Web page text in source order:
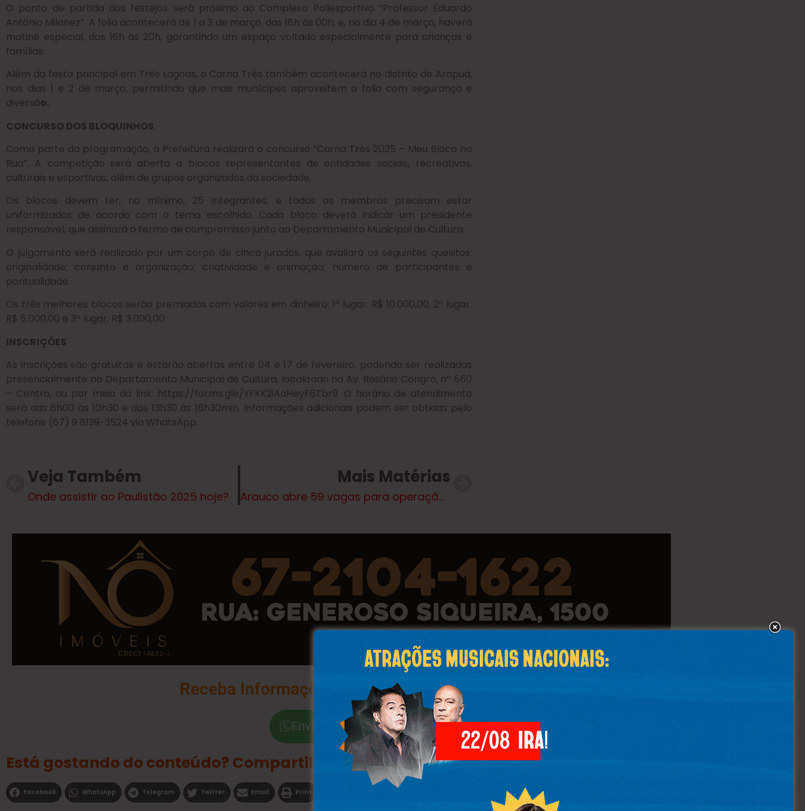
O ponto de partida dos festejos será próximo ao Complexo Poliesportivo “Professor Eduardo
Antônio Milanez”. A folia acontecerá de 1 a 3 de março, das 18h às 00h, e, no dia 4 de março, haverá
matinê especial, das 16h às 20h, garantindo um espaço voltado especialmente para crianças e
famílias.
Além da festa principal em Três Lagoas, o Carna Três também acontecerá no distrito de Arapuá,
nos dias 1 e 2 de março, permitindo que mais munícipes aproveitem a folia com segurança e
diversão.
CONCURSO DOS BLOQUINHOS
Como parte da programação, a Prefeitura realizará o concurso “Carna Três 2025 – Meu Bloco na
Rua”. A competição será aberta a blocos representantes de entidades sociais, recreativas,
culturais e esportivas, além de grupos organizados da sociedade.
Os blocos devem ter, no mínimo, 25 integrantes, e todos os membros precisam estar
uniformizados de acordo com o tema escolhido. Cada bloco deverá indicar um presidente
responsável, que assinará o termo de compromisso junto ao Departamento Municipal de Cultura.
O julgamento será realizado por um corpo de cinco jurados, que avaliará os seguintes quesitos:
originalidade; conjunto e organização; criatividade e animação; número de participantes e
pontualidade.
Os três melhores blocos serão premiados com valores em dinheiro: 1º lugar: R$ 10.000,00, 2º lugar:
R$ 5.000,00 e 3º lugar: R$ 3.000,00
INSCRIÇÕES
As inscrições são gratuitas e estarão abertas entre 04 e 17 de fevereiro, podendo ser realizadas
presencialmente no Departamento Municipal de Cultura, localizado na Av. Rosário Congro, nº 560
– Centro, ou por meio do link: https://forms.gle/YFKK2iAaHeyF6Tbr9. O horário de atendimento
será das 8h00 às 10h30 e das 13h30 às 16h30min. Informações adicionais podem ser obtidas pelo
telefone (67) 9 8139-3524 via WhatsApp.
Veja Também
Onde assistir ao Paulistão 2025 hoje?
Mais Matérias
Arauco abre 59 vagas para operação florestal em MS
Receba Informações na Palma da Sua Mão
Envie a Palavra "Sim"
Está gostando do conteúdo? Compartilhe
Facebook WhatsApp Telegram Twitter Email Print